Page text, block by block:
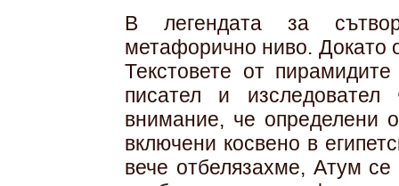
В легендата за
метафорично ниво. Докато
Текстовете от
писател и
внимание, че определени
включени косвено в
вече отбелязахме, Атум